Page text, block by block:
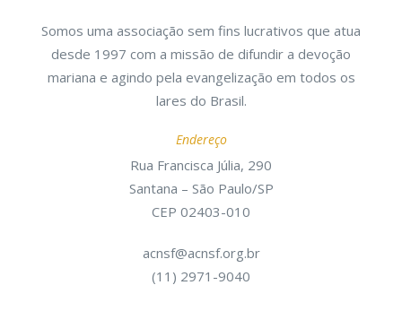
Somos uma associação sem fins lucrativos que atua
desde 1997 com a missão de difundir a devoção
mariana e agindo pela evangelização em todos os
lares do Brasil.
Endereço
Rua Francisca Júlia, 290
Santana – São Paulo/SP
CEP 02403-010
acnsf@acnsf.org.br
(11) 2971-9040